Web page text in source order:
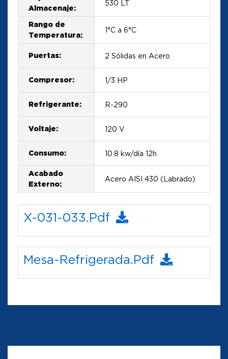
Almacenaje:
530 LT
Rango de
Temperatura:
1°C a 6°C
Puertas: 2 Sólidas en Acero
Compresor: 1/3 HP
Refrigerante: R-290
Voltaje: 120 V
Consumo: 10.8 kw/día 12h
Acabado
Externo:
Acero AISI 430 (Labrado)
X-031-033.pdf
Mesa-Refrigerada.pdf